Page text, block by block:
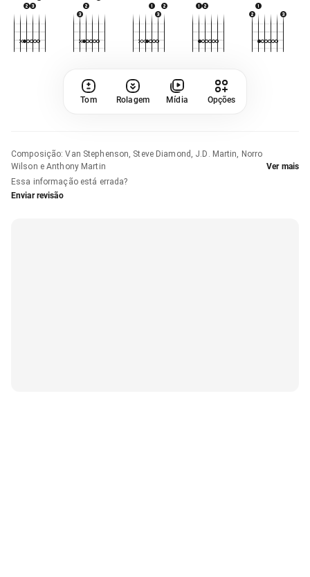
Tom Rolagem Mídia Opções
Composição:Van Stephenson, Steve Diamond, J.D. Martin, Norro
Wilson e Anthony Martin
Ver mais
Essa informação está errada?
Enviar revisão